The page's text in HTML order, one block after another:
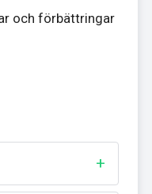
och förbättringar